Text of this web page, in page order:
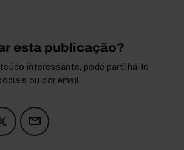
esta publicação?
interessante, pode partilhá-lo
ou por email.